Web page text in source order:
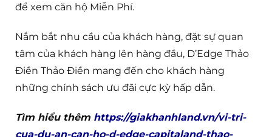
để xem căn hộ Miễn Phí.
Nắm bắt nhu cầu của khách hàng, đặt sự quan
tâm của khách hàng lên hàng đầu, D’Edge Thảo
Điền Thảo Điền mang đến cho khách hàng
những chính sách ưu đãi cực kỳ hấp dẫn.
Tìm hiểu thêm https://giakhanhland.vn/vi-tri-
cua-du-an-can-ho-d-edge-capitaland-thao-